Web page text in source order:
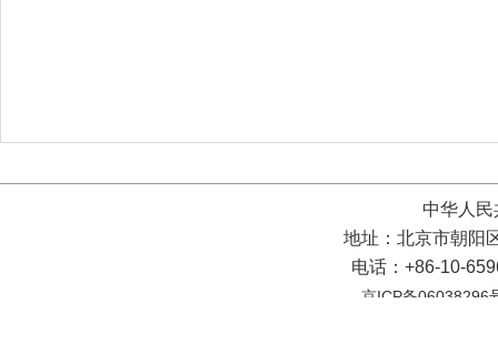
中华人
地址：北京市朝阳
电话：+86-10-
京ICP备06038296